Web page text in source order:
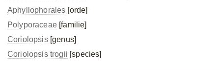
Aphyllophorales [orde]
Polyporaceae[familie]
Coriolopsis[genus]
Coriolopsis trogii [species]